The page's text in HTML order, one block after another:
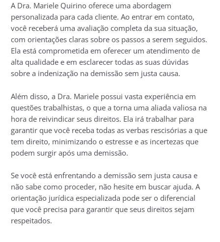
A Dra. Mariele Quirino oferece uma abordagem
personalizada para cada cliente. Ao entrar em contato,
você receberá uma avaliação completa da sua situação,
com orientações claras sobre os passos a serem seguidos.
Ela está comprometida em oferecer um atendimento de
alta qualidade e em esclarecer todas as suas dúvidas
sobre a indenização na demissão sem justa causa.
Além disso, a Dra. Mariele possui vasta experiência em
questões trabalhistas, o que a torna uma aliada valiosa na
hora de reivindicar seus direitos. Ela irá trabalhar para
garantir que você receba todas as verbas rescisórias a que
tem direito, minimizando o estresse e as incertezas que
podem surgir após uma demissão.
Se você está enfrentando a demissão sem justa causa e
não sabe como proceder, não hesite em buscar ajuda. A
orientação jurídica especializada pode ser o diferencial
que você precisa para garantir que seus direitos sejam
respeitados.